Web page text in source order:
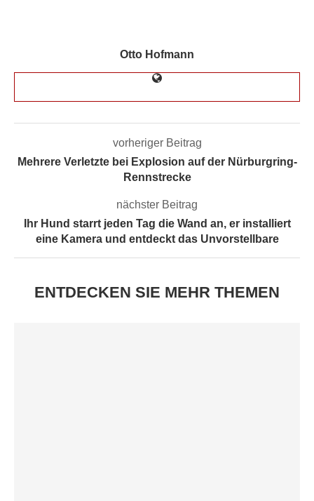
Otto Hofmann
vorheriger Beitrag
Mehrere Verletzte bei Explosion auf der Nürburgring-
Rennstrecke
nächster Beitrag
Ihr Hund starrt jeden Tag die Wand an, er installiert
eine Kamera und entdeckt das Unvorstellbare
ENTDECKEN SIE MEHR THEMEN